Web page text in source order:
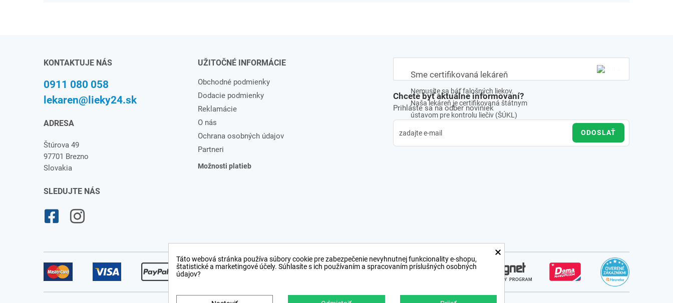
Sme certifikovaná lekáreň
Nemusíte sa báť falošných liekov.
Naša lekáreň je certifikovaná štátnym
ústavom pre kontrolu liečiv (ŠÚKL)
KONTAKTUJE NÁS
0911 080 058
lekaren@lieky24.sk
ADRESA
Štúrova 49
97701 Brezno
Slovakia
SLEDUJTE NÁS
UŽITOČNÉ INFORMÁCIE
Obchodné podmienky
Dodacie podmienky
Reklamácie
O nás
Ochrana osobných údajov
Partneri
Možnosti platieb
Chcete byť aktuálne informovaní?
Prihláste sa na odber noviniek
ODOSLAŤ
×
Táto webová stránka používa súbory cookie pre zabezpečenie nevyhnutnej funkcionality e-shopu,
štatistické a marketingové účely. Súhlasíte s ich používaním a spracovaním príslušných osobných
údajov?